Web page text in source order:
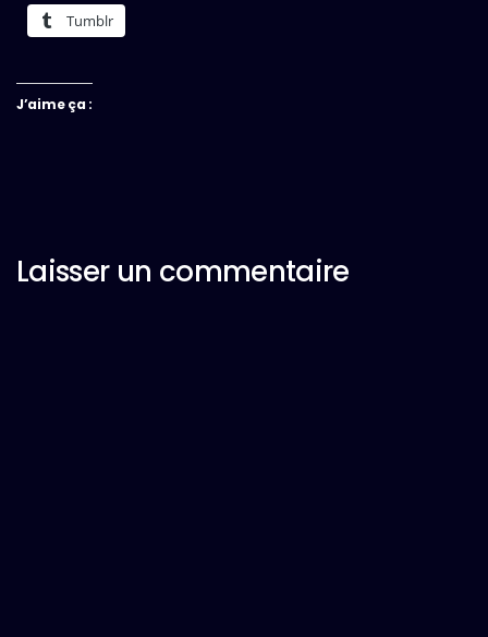
Tumblr
J’aime ça :
Laisser un commentaire